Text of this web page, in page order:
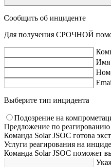
Сообщить об инциденте
Для получения СРОЧНОЙ
Имя
Выберите тип инцидента
Подозрение на
Предложение по
Команда Solar JSOC готова
Услуги реагирования на
Команда Solar JSOC поможет